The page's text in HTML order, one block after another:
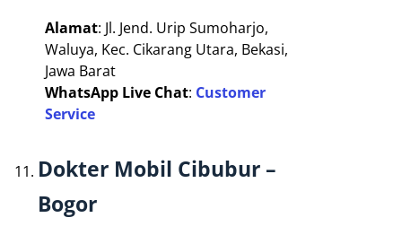
Alamat: Jl. Jend. Urip Sumoharjo,
Waluya, Kec. Cikarang Utara, Bekasi,
Jawa Barat
WhatsApp Live Chat: Customer
Service
Dokter Mobil Cibubur –
Bogor